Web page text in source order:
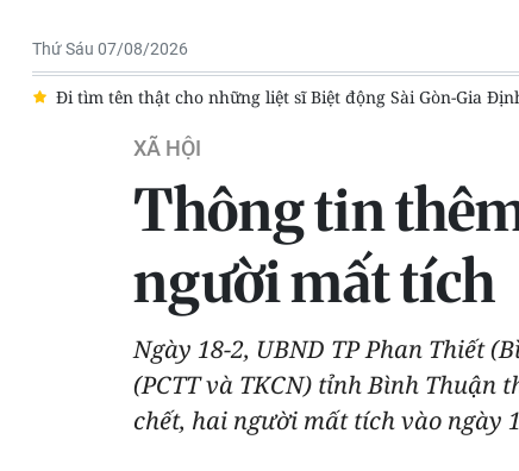
Thứ Sáu 07/08/2026
Đi tìm tên thật cho những liệt sĩ Biệt động Sài Gòn-Gia Định
XÃ HỘI
Thông tin
người mất tích
Ngày 18-2, UBND TP Phan Thiết
(PCTT và TKCN) tỉnh Bình Thuận
chết, hai người mất tích vào ngày